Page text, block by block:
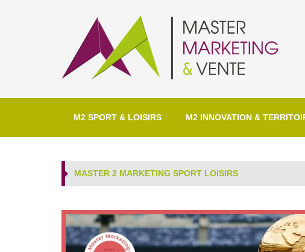
M2 SPORT & LOISIRS M2 INNOVATION &
MASTER 2 MARKETING SPORT LOISIRS